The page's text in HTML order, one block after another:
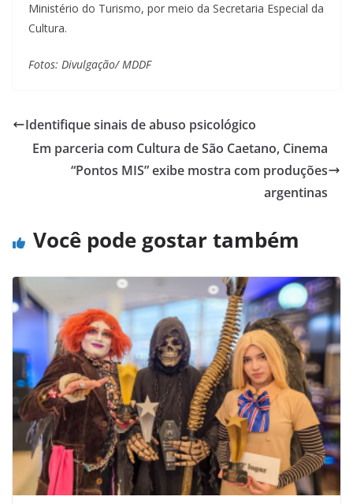
Ministério do Turismo, por meio da Secretaria Especial da
Cultura.
Fotos: Divulgação/ MDDF
Identifique sinais de abuso psicológico
Em parceria com Cultura de São Caetano, Cinema
“Pontos MIS” exibe mostra com produções
argentinas
Você pode gostar também